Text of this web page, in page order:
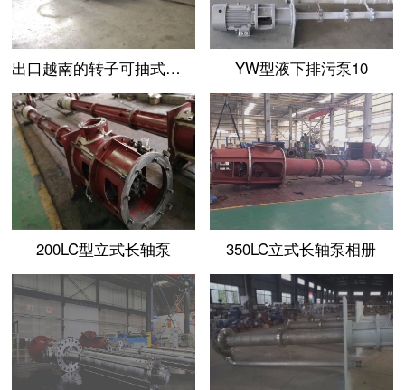
出口越南的转子可抽式立式长轴液下泵 YW型液下排污泵10
200LC型立式长轴泵 350LC立式长轴泵相册